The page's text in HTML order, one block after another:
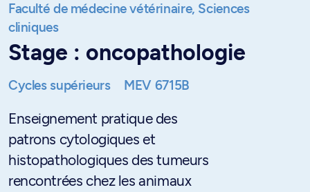
Faculté de médecine vétérinaire, Sciences
cliniques
Stage : oncopathologie
Cycles supérieurs MEV 6715B
Enseignement pratique des
patrons cytologiques et
histopathologiques des tumeurs
rencontrées chez les animaux